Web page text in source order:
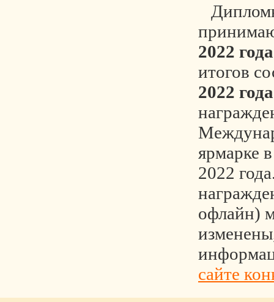
2022 года
итогов
2022 года
ярмарке
2022
офлайн)
сайте